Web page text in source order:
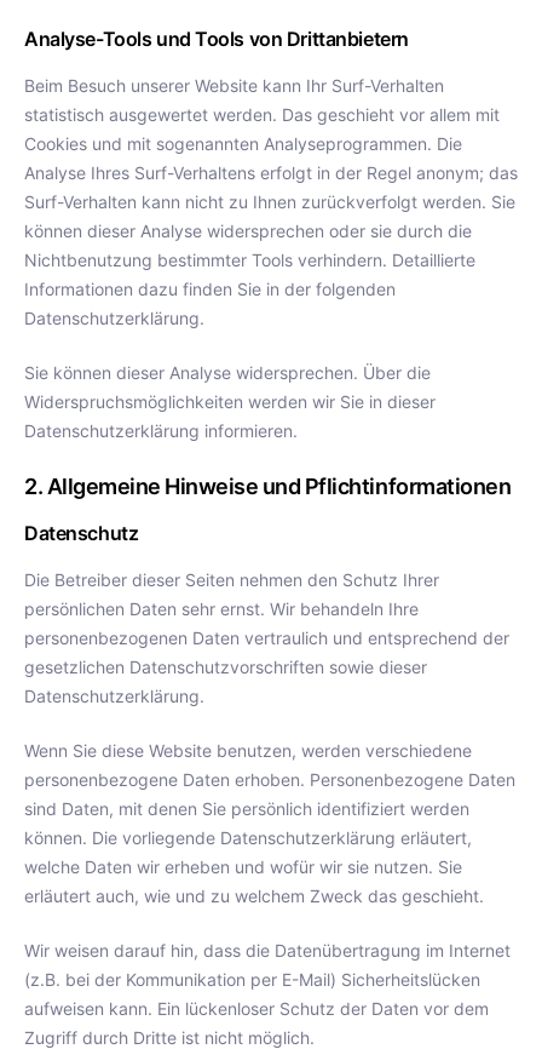
Analyse-Tools und Tools von Drittanbietern
Beim Besuch unserer Website kann Ihr Surf-Verhalten
statistisch ausgewertet werden. Das geschieht vor allem mit
Cookies und mit sogenannten Analyseprogrammen. Die
Analyse Ihres Surf-Verhaltens erfolgt in der Regel anonym; das
Surf-Verhalten kann nicht zu Ihnen zurückverfolgt werden. Sie
können dieser Analyse widersprechen oder sie durch die
Nichtbenutzung bestimmter Tools verhindern. Detaillierte
Informationen dazu finden Sie in der folgenden
Datenschutzerklärung.
Sie können dieser Analyse widersprechen. Über die
Widerspruchsmöglichkeiten werden wir Sie in dieser
Datenschutzerklärung informieren.
2. Allgemeine Hinweise und Pflichtinformationen
Datenschutz
Die Betreiber dieser Seiten nehmen den Schutz Ihrer
persönlichen Daten sehr ernst. Wir behandeln Ihre
personenbezogenen Daten vertraulich und entsprechend der
gesetzlichen Datenschutzvorschriften sowie dieser
Datenschutzerklärung.
Wenn Sie diese Website benutzen, werden verschiedene
personenbezogene Daten erhoben. Personenbezogene Daten
sind Daten, mit denen Sie persönlich identifiziert werden
können. Die vorliegende Datenschutzerklärung erläutert,
welche Daten wir erheben und wofür wir sie nutzen. Sie
erläutert auch, wie und zu welchem Zweck das geschieht.
Wir weisen darauf hin, dass die Datenübertragung im Internet
(z.B. bei der Kommunikation per E-Mail) Sicherheitslücken
aufweisen kann. Ein lückenloser Schutz der Daten vor dem
Zugriff durch Dritte ist nicht möglich.